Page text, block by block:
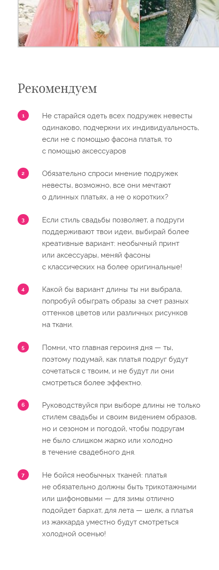
Рекомендуем
Не старайся одеть всех подружек невесты
одинаково, подчеркни их индивидуальность,
если не с помощью фасона платья, то
с помощью аксессуаров
Обязательно спроси мнение подружек
невесты, возможно, все они мечтают
о длинных платьях, а не о коротких?
Если стиль свадьбы позволяет, а подруги
поддерживают твои идеи, выбирай более
креативные вариант: необычный принт
или аксессуары, меняй фасоны
с классических на более оригинальные!
Какой бы вариант длины ты ни выбрала,
попробуй обыграть образы за счет разных
оттенков цветов или различных рисунков
на ткани.
Помни, что главная героиня дня — ты,
поэтому подумай, как платья подруг будут
сочетаться с твоим, и не будут ли они
смотреться более эффектно.
Руководствуйся при выборе длины не только
стилем свадьбы и своим видением образов,
но и сезоном и погодой, чтобы подругам
не было слишком жарко или холодно
в течение свадебного дня.
Не бойся необычных тканей: платья
не обязательно должны быть трикотажными
или шифоновыми — для зимы отлично
подойдет бархат, для лета — шелк, а платья
из жаккарда уместно будут смотреться
холодной осенью!